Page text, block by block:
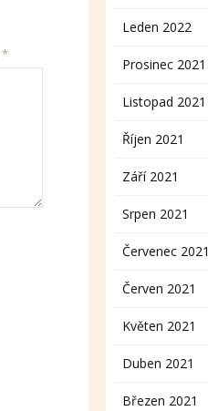
*
Leden 2022
Prosinec 2021
Listopad 2021
Říjen 2021
Září 2021
Srpen 2021
Červenec 2021
Červen 2021
Květen 2021
Duben 2021
Březen 2021